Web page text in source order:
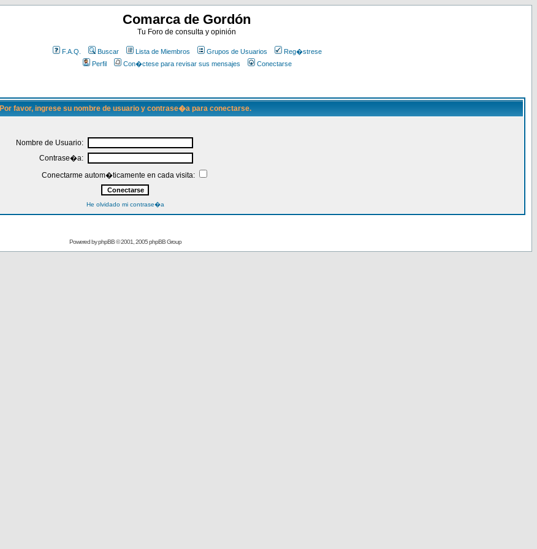
Comarca de Gordón
Tu Foro de consulta y opinión
F.A.Q. Buscar Lista de Miembros Grupos de Usuarios
Reg�strese
Perfil
Con�ctese para revisar sus mensajes Conectarse
Por favor, ingrese su nombre de usuario y contrase�a para conectarse.
Nombre de Usuario:
Contrase�a:
Conectarme autom�ticamente en cada visita:
He olvidado mi contrase�a
Powered byphpBB© 2001, 2005 phpBB Group